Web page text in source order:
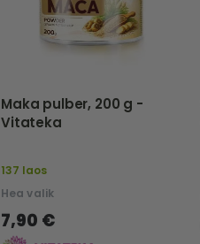
Maka pulber, 200 g -
Vitateka
137 laos
Hea valik
7,90 €